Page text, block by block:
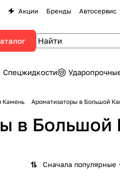
Акции Бренды Автосервис
Спецжидкости
Камень Ароматизаторы в Большой
в Большой
Сначала популярные